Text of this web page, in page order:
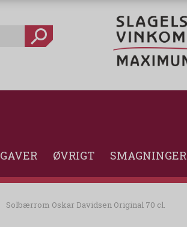
GAVER ØVRIGT SMAGNINGER
Solbærrom Oskar Davidsen Original 70 cl.